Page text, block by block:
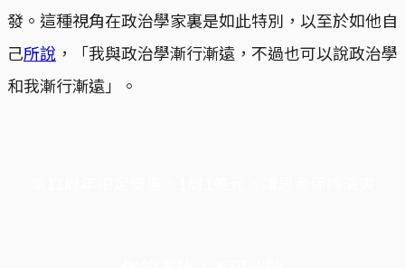
發。這種視角在政治學家裏是如此特別，以至於如他自
己所說 ，「我與政治學漸行漸遠，不過也可以說政治學
和我漸行漸遠」。